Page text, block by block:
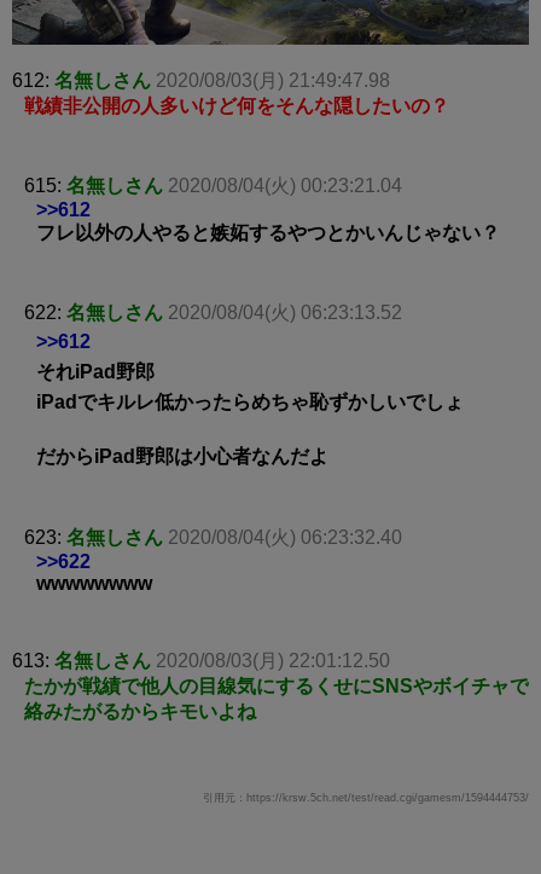
612: 名無しさん 2020/08/03(月) 21:49:47.98
戦績非公開の人多いけど何をそんな隠したいの？
615: 名無しさん 2020/08/04(火) 00:23:21.04
>>612
フレ以外の人やると嫉妬するやつとかいんじゃない？
622: 名無しさん 2020/08/04(火) 06:23:13.52
>>612
それiPad野郎
iPadでキルレ低かったらめちゃ恥ずかしいでしょ
だからiPad野郎は小心者なんだよ
623: 名無しさん 2020/08/04(火) 06:23:32.40
>>622
wwwwwwww
613: 名無しさん 2020/08/03(月) 22:01:12.50
たかが戦績で他人の目線気にするくせにSNSやボイチャで
絡みたがるからキモいよね
引用元：https://krsw.5ch.net/test/read.cgi/gamesm/1594444753/